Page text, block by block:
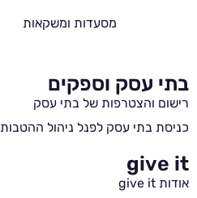
מסעדות ומשקאות
בתי עסק וספקים
רישום והצטרפות של בתי עסק
כניסת בתי עסק לפנל ניהול ההטבות
give it
אודות give it